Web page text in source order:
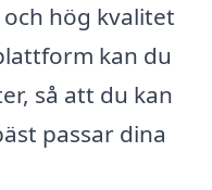
hög kvalitet
kan du
så att du kan
passar dina